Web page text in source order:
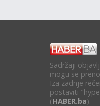
Sadržaji
mogu se
Iza zadnje
postaviti
(HABER.ba).